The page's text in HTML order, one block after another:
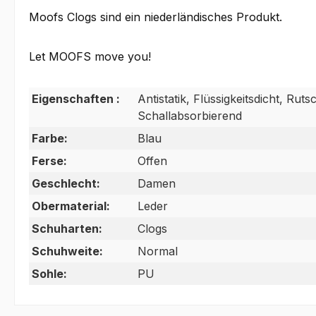
Moofs Clogs sind ein niederländisches Produkt.
Let MOOFS move you!
Eigenschaften :
Antistatik, Flüssigkeitsdicht,
Schallabsorbierend
Farbe:
Blau
Ferse:
Offen
Geschlecht:
Damen
Obermaterial:
Leder
Schuharten:
Clogs
Schuhweite:
Normal
Sohle:
PU